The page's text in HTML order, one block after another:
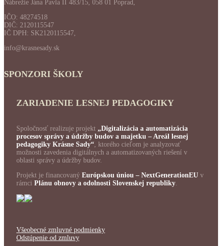
Nábrežie Jána Pavla II 483/15, 058 01 Poprad,
IČO: 48274518
DIČ: 2120115547
IČ DPH: SK2120115547,
info@krasnesady.sk
SPONZORI ŠKOLY
ZARIADENIE LESNEJ PEDAGOGIKY
Spoločnosť realizuje projekt „Digitalizácia a automatizácia
procesov správy a údržby budov a majetku – Areál lesnej
pedagogiky Krásne Sady“, ktorého cieľom je analyzovať
možnosti zavedenia digitálnych a automatizovaných riešení v
oblasti správy a údržby budov.
Projekt je financovaný Európskou úniou – NextGenerationEU v
rámci Plánu obnovy a odolnosti Slovenskej republiky.
Všeobecné zmluvné podmienky
Odstúpenie od zmluvy